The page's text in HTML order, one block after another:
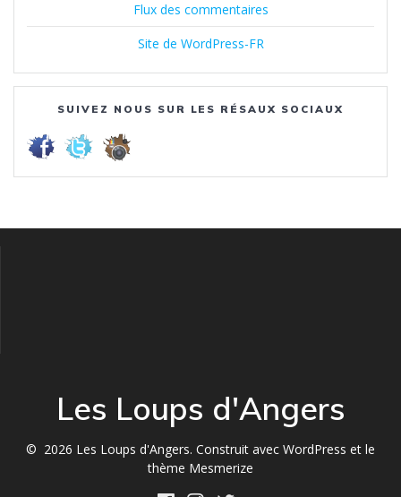
Flux des commentaires
Site de WordPress-FR
SUIVEZ NOUS SUR LES RÉSAUX SOCIAUX
Les Loups d'Angers
© 2026 Les Loups d'Angers. Construit avec WordPress et le
thème Mesmerize